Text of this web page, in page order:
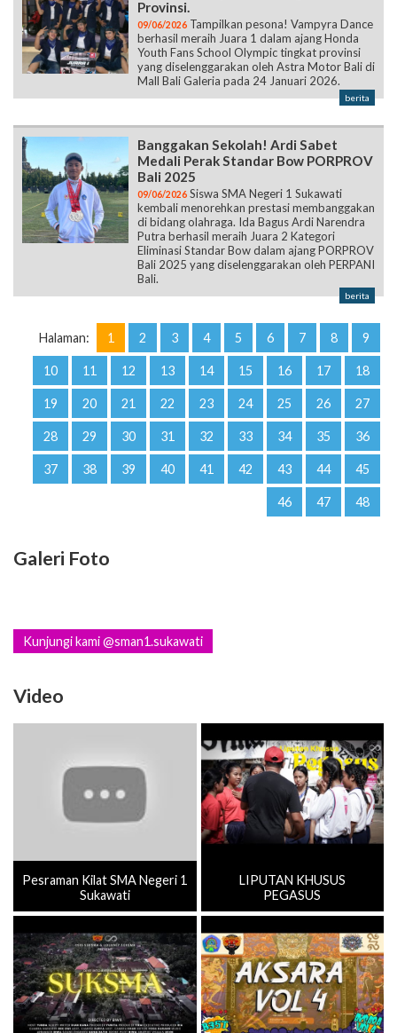
Provinsi.
09/06/2026 Tampilkan pesona! Vampyra Dance
berhasil meraih Juara 1 dalam ajang Honda
Youth Fans School Olympic tingkat provinsi
yang diselenggarakan oleh Astra Motor Bali di
Mall Bali Galeria pada 24 Januari 2026.
berita
Banggakan Sekolah! Ardi Sabet
Medali Perak Standar Bow PORPROV
Bali 2025
09/06/2026 Siswa SMA Negeri 1 Sukawati
kembali menorehkan prestasi membanggakan
di bidang olahraga. Ida Bagus Ardi Narendra
Putra berhasil meraih Juara 2 Kategori
Eliminasi Standar Bow dalam ajang PORPROV
Bali 2025 yang diselenggarakan oleh PERPANI
Bali.
berita
Halaman: 1 2 3 4 5 6 7 8 9
10 11 12 13 14 15 16 17 18
19 20 21 22 23 24 25 26 27
28 29 30 31 32 33 34 35 36
37 38 39 40 41 42 43 44 45
46 47 48
Galeri Foto
Kunjungi kami @sman1.sukawati
Video
Pesraman Kilat SMA Negeri 1
Sukawati
LIPUTAN KHUSUS
PEGASUS